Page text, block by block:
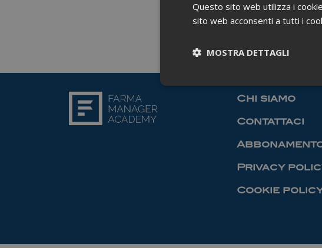
Chi siamo
Contattaci
Privacy
Cookie
Questo sito web utilizza i
sito web acconsenti a tutti i
MOSTRA DETTAGLI
I cookie necessari contribuiscono a